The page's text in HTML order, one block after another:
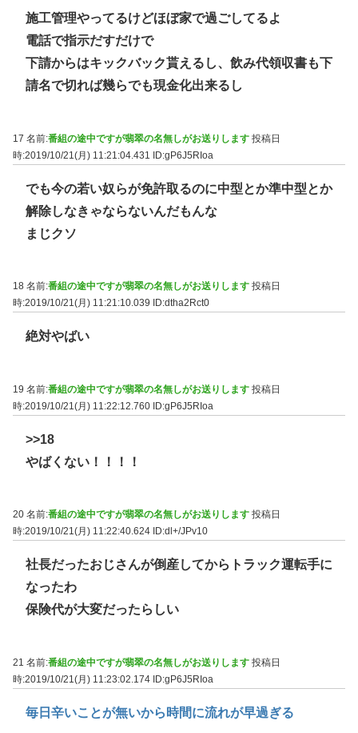
施工管理やってるけどほぼ家で過ごしてるよ
電話で指示だすだけで
下請からはキックバック貰えるし、飲み代領収書も下
請名で切れば幾らでも現金化出来るし
17 名前:番組の途中ですが翡翠の名無しがお送りします 投稿日
時:2019/10/21(月) 11:21:04.431 ID:gP6J5RIoa
でも今の若い奴らが免許取るのに中型とか準中型とか
解除しなきゃならないんだもんな
まじクソ
18 名前:番組の途中ですが翡翠の名無しがお送りします 投稿日
時:2019/10/21(月) 11:21:10.039
ID:dtha2Rct0
絶対やばい
19 名前:番組の途中ですが翡翠の名無しがお送りします 投稿日
時:2019/10/21(月) 11:22:12.760 ID:gP6J5RIoa
>>18
やばくない！！！！
20 名前:番組の途中ですが翡翠の名無しがお送りします 投稿日
時:2019/10/21(月) 11:22:40.624 ID:dl+/JPv10
社長だったおじさんが倒産してからトラック運転手に
なったわ
保険代が大変だったらしい
21 名前:番組の途中ですが翡翠の名無しがお送りします 投稿日
時:2019/10/21(月) 11:23:02.174 ID:gP6J5RIoa
毎日辛いことが無いから時間に流れが早過ぎる